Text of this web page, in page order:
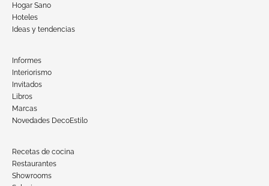
Hogar Sano
Hoteles
Ideas y tendencias
Informes
Interiorismo
Invitados
Libros
Marcas
Novedades DecoEstilo
Recetas de cocina
Restaurantes
Showrooms